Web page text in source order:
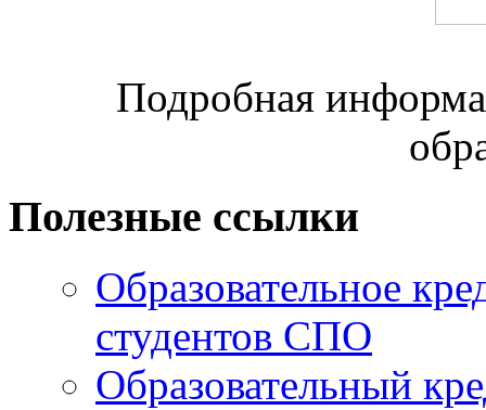
Подробная
Полезные ссылки
Образовательное
студентов СПО
Образовательный